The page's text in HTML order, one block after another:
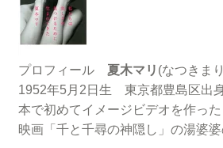
プロフィール 夏木マリ (なつき
1952年5月2日生 東京都豊島区
本で初めてイメージビデオを作っ
映画「千と千尋の神隠し」の湯婆